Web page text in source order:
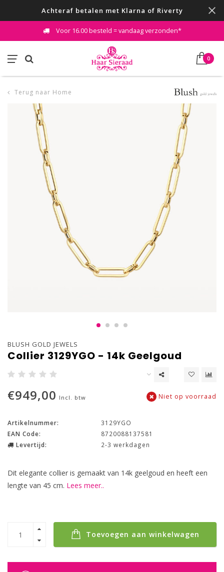
Achteraf betalen met Klarna of Riverty
Voor 16.00 besteld = vandaag verzonden*
0
Terug naar Home
BLUSH GOLD JEWELS
Collier 3129YGO - 14k Geelgoud
€949,00 Incl. btw Niet op voorraad
Artikelnummer:
3129YGO
EAN Code:
8720088137581
Levertijd:
2-3 werkdagen
Dit elegante collier is gemaakt van 14k geelgoud en heeft een
lengte van 45 cm. Lees meer..
Toevoegen aan winkelwagen